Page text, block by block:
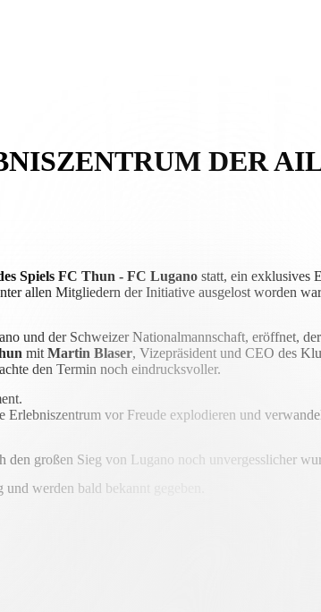
DER
Spiels FC Thun - FC Lugano statt, ein exklusives
allen Mitgliedern der Initiative ausgelost worden
und der Schweizer Nationalmannschaft, eröffnet,
mit Martin Blaser, Vizepräsident und CEO des
den Termin noch eindrucksvoller.
Erlebniszentrum vor Freude explodieren und
großen Sieg von Lugano noch unvergesslicher
werden bald bekannt gegeben.